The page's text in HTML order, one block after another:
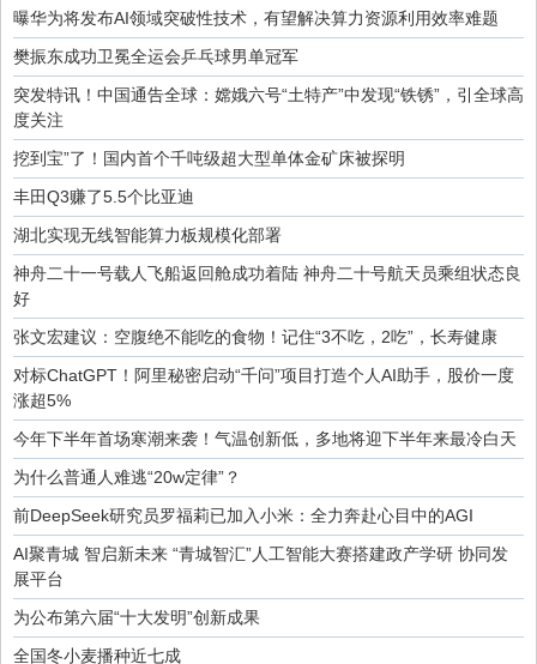
曝华为将发布AI领域突破性技术，有望解决算力资源利用效率难题
樊振东成功卫冕全运会乒乓球男单冠军
突发特讯！中国通告全球：嫦娥六号“土特产”中发现“铁锈”，引全球高
度关注
挖到宝”了！国内首个千吨级超大型单体金矿床被探明
丰田Q3赚了5.5个比亚迪
湖北实现无线智能算力板规模化部署
神舟二十一号载人飞船返回舱成功着陆 神舟二十号航天员乘组状态良
好
张文宏建议：空腹绝不能吃的食物！记住“3不吃，2吃”，长寿健康
对标ChatGPT！阿里秘密启动“千问”项目打造个人AI助手，股价一度
涨超5%
今年下半年首场寒潮来袭！气温创新低，多地将迎下半年来最冷白天
为什么普通人难逃“20w定律”？
前DeepSeek研究员罗福莉已加入小米：全力奔赴心目中的AGI
AI聚青城 智启新未来 “青城智汇”人工智能大赛搭建政产学研 协同发
展平台
为公布第六届“十大发明”创新成果
全国冬小麦播种近七成